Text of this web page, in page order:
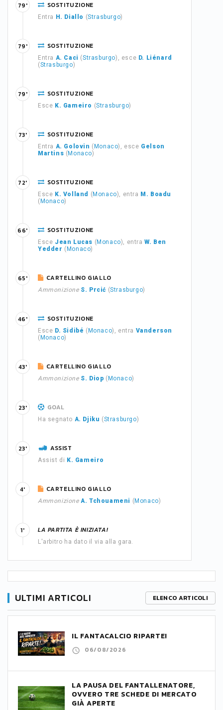
SOSTITUZIONE
Entra H. Diallo (Strasburgo)
79'
SOSTITUZIONE
Entra A. Caci (Strasburgo), esce D. Liénard
(Strasburgo)
79'
SOSTITUZIONE
Esce K. Gameiro (Strasburgo)
79'
SOSTITUZIONE
Entra A. Golovin ( Monaco), esce Gelson
Martins ( Monaco)
73'
SOSTITUZIONE
Esce K. Volland ( Monaco), entra M. Boadu
( Monaco)
72'
SOSTITUZIONE
Esce Jean Lucas ( Monaco), entraW. Ben
Yedder ( Monaco)
66'
CARTELLINO GIALLO
Ammonizione S. Prcić (Strasburgo)
65'
SOSTITUZIONE
Esce D. Sidibé ( Monaco), entra Vanderson
( Monaco)
46'
CARTELLINO GIALLO
Ammonizione S. Diop ( Monaco)
43'
GOAL
Ha segnato A. Djiku (Strasburgo)
23'
ASSIST
Assist di K. Gameiro
23'
CARTELLINO GIALLO
Ammonizione A. Tchouameni ( Monaco)
4'
LA PARTITA È INIZIATA!
L'arbitro ha dato il via alla gara.
1'
ULTIMI ARTICOLI ELENCO ARTICOLI
IL FANTACALCIO RIPARTE!
06/08/2026
LA PAUSA DEL FANTALLENATORE,
OVVERO TRE SCHEDE DI MERCATO
GIÀ APERTE